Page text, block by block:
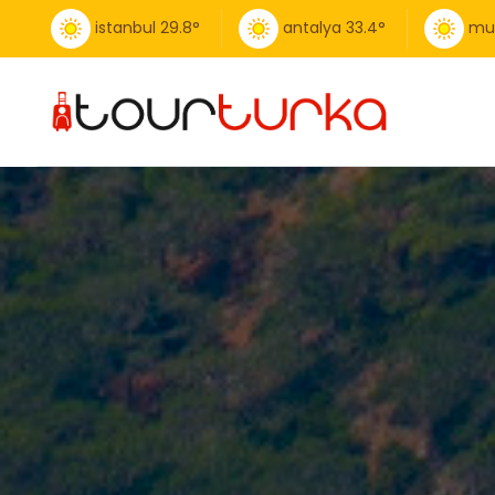
istanbul 29.8° antalya 33.4°